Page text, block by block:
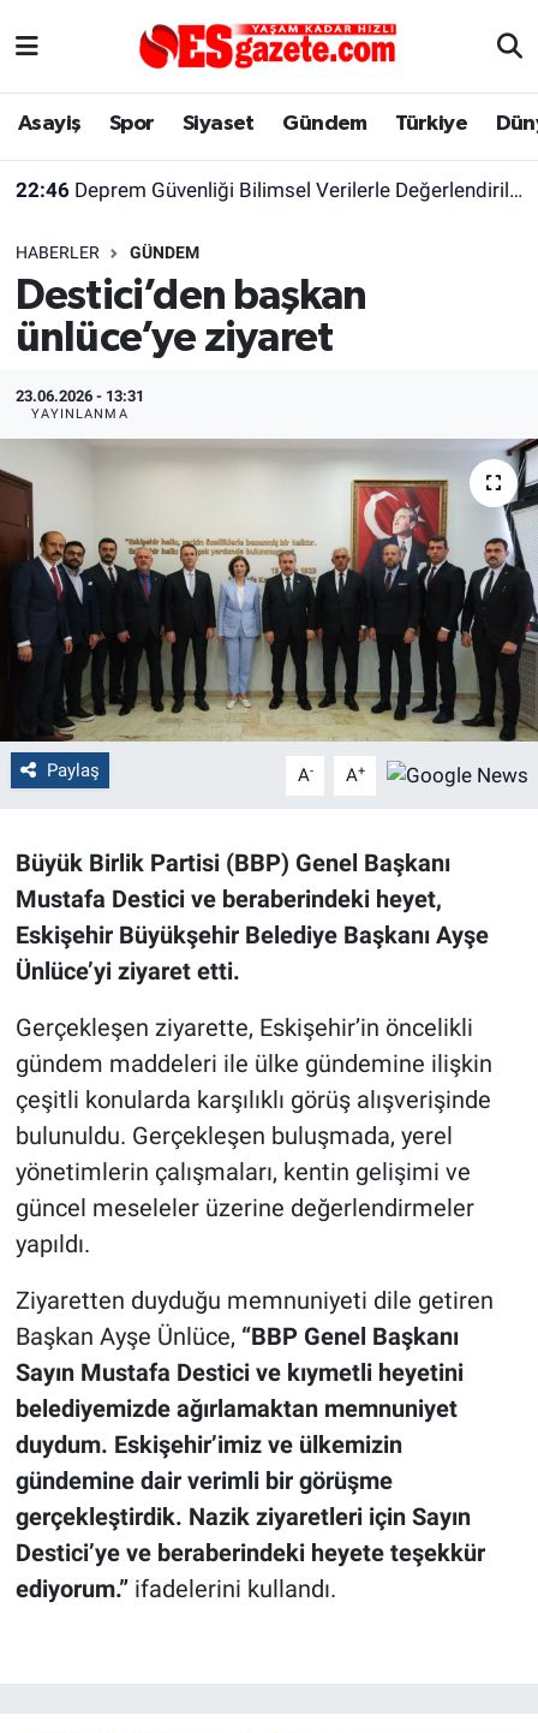
Asayiş Spor Siyaset Gündem Türkiye
22:46 Deprem Güvenliği Bilimsel Verilerle Değerlendirilmeli
HABERLER GÜNDEM
Destici’den başkan
ünlüce’ye ziyaret
23.06.2026 - 13:31
YAYINLANMA
Paylaş A- A+
Büyük Birlik Partisi (BBP) Genel Başkanı
Mustafa Destici ve beraberindeki heyet,
Eskişehir Büyükşehir Belediye Başkanı Ayşe
Ünlüce’yi ziyaret etti.
Gerçekleşen ziyarette, Eskişehir’in öncelikli
gündem maddeleri ile ülke gündemine ilişkin
çeşitli konularda karşılıklı görüş alışverişinde
bulunuldu. Gerçekleşen buluşmada, yerel
yönetimlerin çalışmaları, kentin gelişimi ve
güncel meseleler üzerine değerlendirmeler
yapıldı.
Ziyaretten duyduğu memnuniyeti dile getiren
Başkan Ayşe Ünlüce, “BBP Genel Başkanı
Sayın Mustafa Destici ve kıymetli heyetini
belediyemizde ağırlamaktan memnuniyet
duydum. Eskişehir’imiz ve ülkemizin
gündemine dair verimli bir görüşme
gerçekleştirdik. Nazik ziyaretleri için Sayın
Destici’ye ve beraberindeki heyete teşekkür
ediyorum.”ifadelerini kullandı.
Asayiş
Gündem
Türkiye
Dünya
Yaşam
Eskişehirspor Arşivi
Eskişehir Arşivi
Röportaj
Politika
Bilecik
Kütahya
Gezi
Çevre
Yerel
Bilim ve Teknoloji
Eskişehir Nöbetçi Eczaneler
Süper Lig Puan Durumu ve Fikstür
Tüm Manşetler
Son Dakika Haberleri
Haber Arşivi